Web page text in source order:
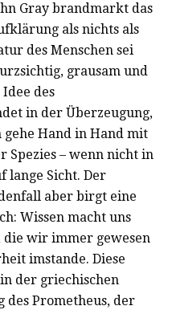
Gray brandmarkt das
als nichts als
des Menschen sei
grausam und
des
in der Überzeugung,
gehe Hand in Hand mit
– wenn nicht in
lange Sicht. Der
aber birgt eine
Wissen macht uns
wir immer gewesen
imstande. Diese
der griechischen
des Prometheus, der